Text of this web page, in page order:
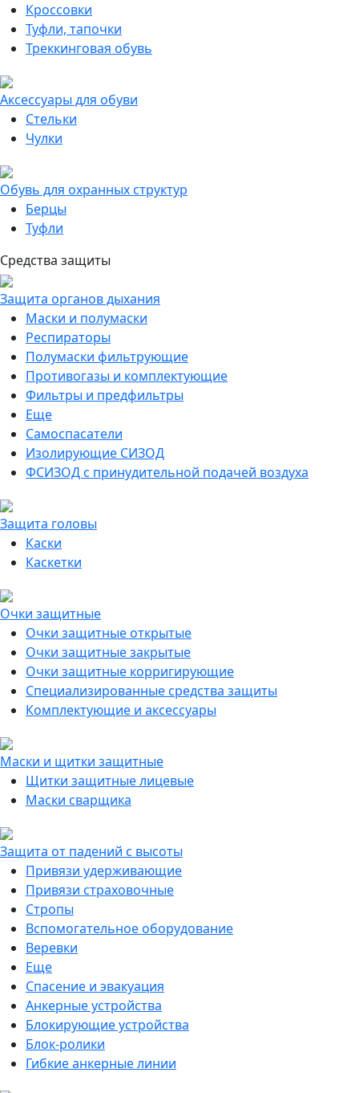
Кроссовки
Туфли, тапочки
Треккинговая обувь
Аксессуары для обуви
Стельки
Чулки
Обувь для охранных структур
Берцы
Туфли
Средства защиты
Защита органов дыхания
Маски и полумаски
Респираторы
Полумаски фильтрующие
Противогазы и комплектующие
Фильтры и предфильтры
Еще
Самоспасатели
Изолирующие СИЗОД
ФСИЗОД с принудительной подачей воздуха
Защита головы
Каски
Каскетки
Очки защитные
Очки защитные открытые
Очки защитные закрытые
Очки защитные корригирующие
Специализированные средства защиты
Комплектующие и аксессуары
Маски и щитки защитные
Щитки защитные лицевые
Маски сварщика
Защита от падений с высоты
Привязи удерживающие
Привязи страховочные
Стропы
Вспомогательное оборудование
Веревки
Еще
Спасение и эвакуация
Анкерные устройства
Блокирующие устройства
Блок-ролики
Гибкие анкерные линии